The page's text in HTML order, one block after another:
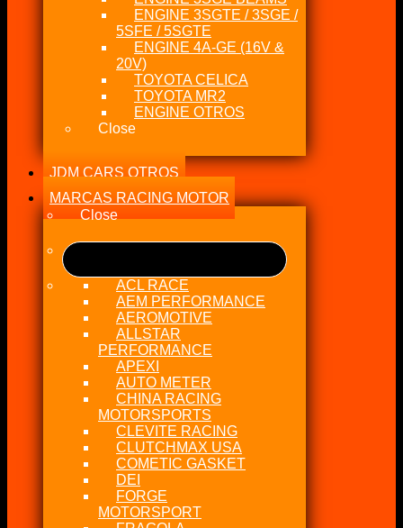
ENGINE 3SGTE / 3SGE /
5SFE / 5SGTE
ENGINE 4A-GE (16V &
20V)
TOYOTA CELICA
TOYOTA MR2
ENGINE OTROS
Close
JDM CARS OTROS
MARCAS RACING MOTOR
Close
ACL RACE
AEM PERFORMANCE
AEROMOTIVE
ALLSTAR
PERFORMANCE
APEXI
AUTO METER
CHINA RACING
MOTORSPORTS
CLEVITE RACING
CLUTCHMAX USA
COMETIC GASKET
DEI
FORGE
MOTORSPORT